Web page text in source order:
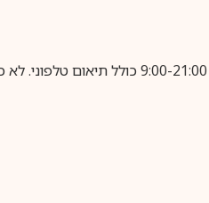
בביצוע הזמנה עד השעה 10:00 בימים א-ה, קבלת המשלוח תבוצע עד חמישה ימי עסקים מיום